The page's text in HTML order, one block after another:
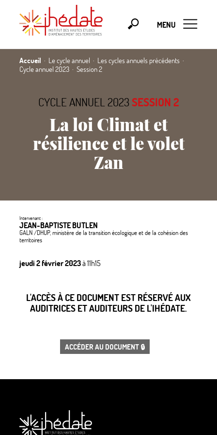
MENU
Accueil Le cycle annuel
Les cycles annuels précédents
Cycle annuel 2023
Session 2
CYCLE ANNUEL 2023 SESSION 2
La loi Climat et
résilience et le volet
Zan
Intervenant :
JEAN-BAPTISTE BUTLEN
GALN /DHUP, ministère de la transition écologique et de la cohésion des
territoires
jeudi 2 février 2023à 11h15
L'ACCÈS À CE DOCUMENT EST RÉSERVÉ AUX
AUDITRICES ET AUDITEURS DE L'IHÉDATE.
ACCÉDER AU DOCUMENT 🔒